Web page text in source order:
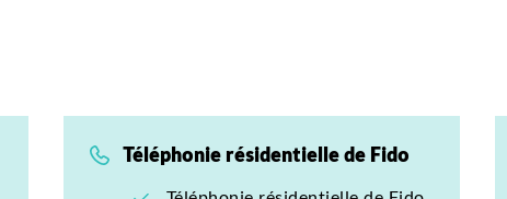
Téléphonie résidentielle de Fido